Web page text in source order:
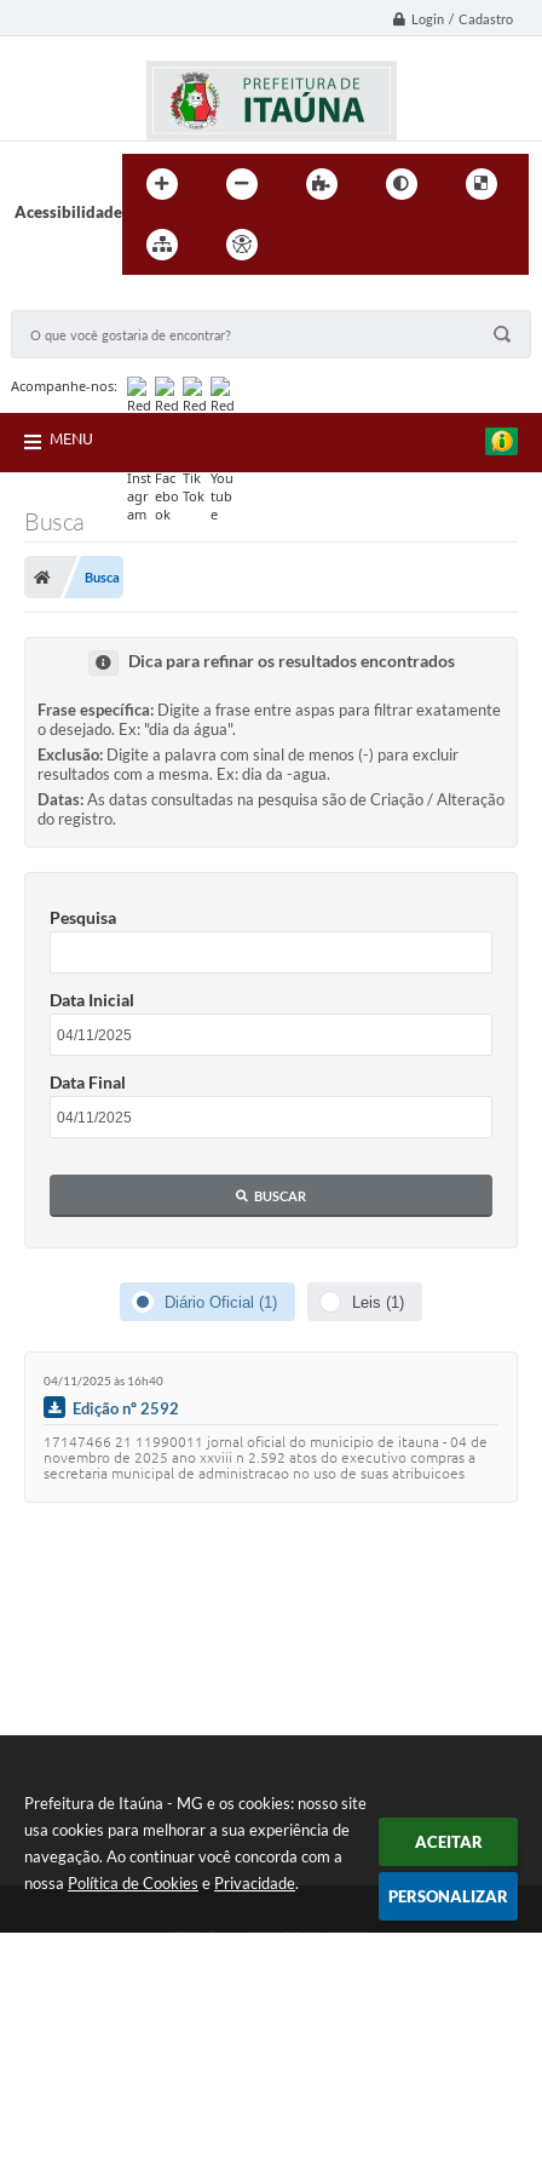
Prefeitura de Itaúna - MG e os cookies: nosso site
usa cookies para melhorar a sua experiência de
navegação. Ao continuar você concorda com a
nossa Política de Cookies e Privacidade.
ACEITAR
PERSONALIZAR
Login / Cadastro
Acessibilidade
Acompanhe-nos:
MENU
Busca
Busca
Dica para refinar os resultados encontrados
Frase específica: Digite a frase entre aspas para filtrar exatamente
o desejado. Ex: "dia da água".
Exclusão: Digite a palavra com sinal de menos (-) para excluir
resultados com a mesma. Ex: dia da -agua.
Datas:As datas consultadas na pesquisa são de Criação / Alteração
do registro.
Pesquisa
Data Inicial
Data Final
BUSCAR
Diário Oficial (1) Leis (1)
04/11/2025 às 16h40
Edição nº 2592
17147466 21 11990011 jornal oficial do municipio de itauna - 04 de
novembro de 2025 ano xxviii n 2.592 atos do executivo compras a
secretaria municipal de administracao no uso de suas atribuicoes
Telefone: (37) 3249-9500